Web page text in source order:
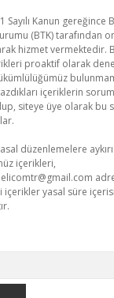
Sayılı Kanun
(BTK) tarafından
hizmet vermektedir.
proaktif olarak
içeriklerin
siteye üye olarak bu
düzenlemelere
içerikleri,
içerikler yasal süre